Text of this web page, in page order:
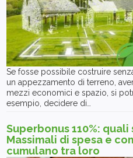
Se fosse possibile costruire
un appezzamento di terreno,
mezzi economici e spazio, si
esempio, decidere di…
Superbonus 110%: quali
Massimali di spesa e
cumulano tra loro